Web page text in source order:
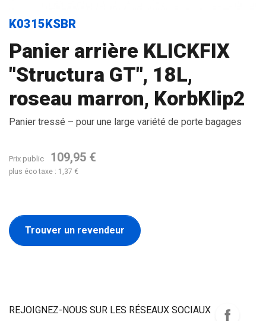
K0315KSBR
Panier arrière KLICKFIX
"Structura GT", 18L,
roseau marron, KorbKlip2
Panier tressé – pour une large variété de porte bagages
Prix public 109,95 €
plus éco taxe : 1,37 €
Trouver un revendeur
REJOIGNEZ-NOUS SUR LES RÉSEAUX SOCIAUX